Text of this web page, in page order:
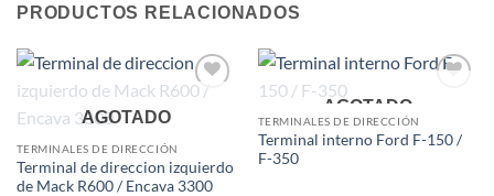
PRODUCTOS RELACIONADOS
Add to
AGOTADO
TERMINALES DE DIRECCIÓN
Terminal de direccion izquierdo
de Mack R600 / Encava 3300
AGOTADO
TERMINALES DE DIRECCIÓN
Terminal interno Ford F-150 /
F-350